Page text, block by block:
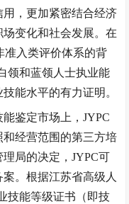
，更加紧密结合经济
变化和社会发展。在
准入类评价体系的背
领和蓝领人士执业能
能水平的有力证明。
能鉴定市场上，JYPC
经营范围的第三方培
局的决定，JYPC可
。根据江苏省高级人
技能等级证书（即技